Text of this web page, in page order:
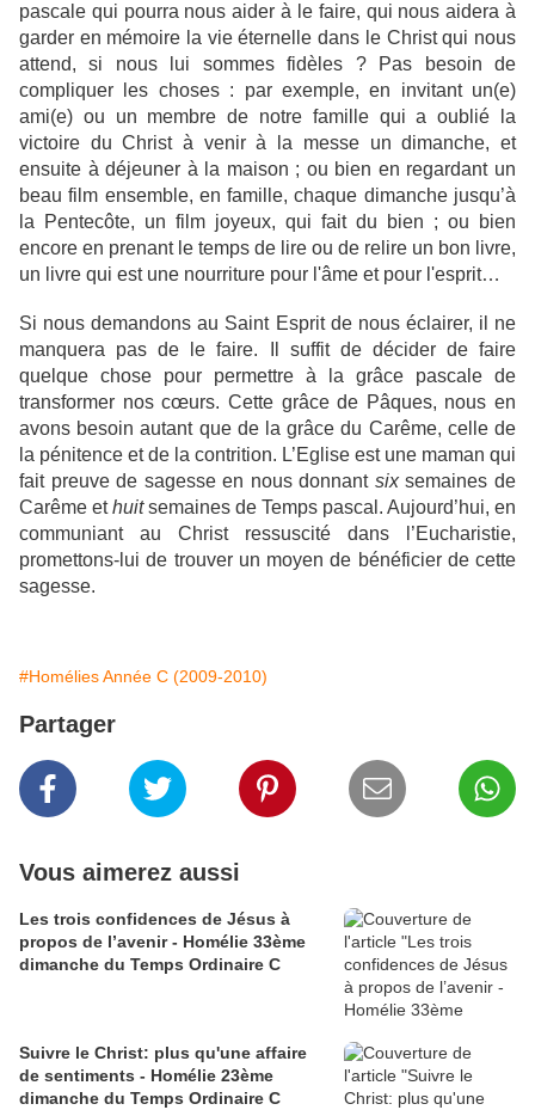
pascale qui pourra nous aider à le faire, qui nous aidera à
garder en mémoire la vie éternelle dans le Christ qui nous
attend, si nous lui sommes fidèles ? Pas besoin de
compliquer les choses : par exemple, en invitant un(e)
ami(e) ou un membre de notre famille qui a oublié la
victoire du Christ à venir à la messe un dimanche, et
ensuite à déjeuner à la maison ; ou bien en regardant un
beau film ensemble, en famille, chaque dimanche jusqu’à
la Pentecôte, un film joyeux, qui fait du bien ; ou bien
encore en prenant le temps de lire ou de relire un bon livre,
un livre qui est une nourriture pour l'âme et pour l'esprit…
Si nous demandons au Saint Esprit de nous éclairer, il ne
manquera pas de le faire. Il suffit de décider de faire
quelque chose pour permettre à la grâce pascale de
transformer nos cœurs. Cette grâce de Pâques, nous en
avons besoin autant que de la grâce du Carême, celle de
la pénitence et de la contrition. L’Eglise est une maman qui
fait preuve de sagesse en nous donnant sixsemaines de
Carême ethuitsemaines de Temps pascal. Aujourd’hui, en
communiant au Christ ressuscité dans l’Eucharistie,
promettons-lui de trouver un moyen de bénéficier de cette
sagesse.
#Homélies Année C (2009-2010)
Partager
Vous aimerez aussi
Les trois confidences de Jésus à
propos de l’avenir - Homélie 33ème
dimanche du Temps Ordinaire C
Suivre le Christ: plus qu'une affaire
de sentiments - Homélie 23ème
dimanche du Temps Ordinaire C